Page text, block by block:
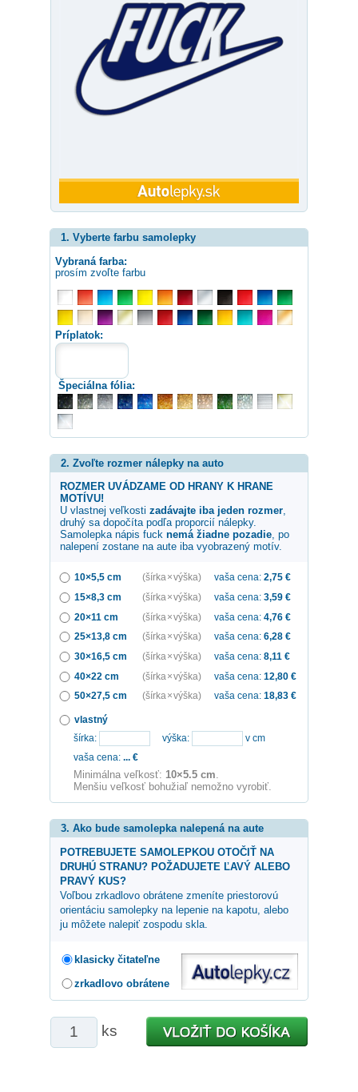
1. Vyberte farbu samolepky
Vybraná farba:
prosím zvoľte farbu
Príplatok:
Špeciálna fólia:
2. Zvoľte rozmer nálepky na auto
ROZMER UVÁDZAME OD HRANY K HRANE
MOTÍVU!
U vlastnej veľkosti zadávajte iba jeden rozmer,
druhý sa dopočíta podľa proporcií nálepky.
Samolepka nápis fuck nemá žiadne pozadie, po
nalepení zostane na aute iba vyobrazený motív.
10×5,5 cm (šírka × výška) vaša cena: 2,75 €
15×8,3 cm
(šírka × výška) vaša cena: 3,59 €
20×11 cm
(šírka × výška) vaša cena: 4,76 €
25×13,8 cm
(šírka × výška) vaša cena: 6,28 €
30×16,5 cm
(šírka × výška) vaša cena: 8,11 €
40×22 cm
(šírka × výška) vaša cena: 12,80 €
50×27,5 cm
(šírka × výška) vaša cena: 18,83 €
vlastný
šírka:
výška:
v cm
vaša cena: ... €
Minimálna veľkosť: 10×5.5 cm
Menšiu veľkosť bohužiaľ nemožno vyrobiť.
3. Ako bude samolepka nalepená na aute
POTREBUJETE SAMOLEPKOU OTOČIŤ NA
DRUHÚ STRANU? POŽADUJETE ĽAVÝ ALEBO
PRAVÝ KUS?
Voľbou zrkadlovo obrátene zmeníte priestorovú
orientáciu samolepky na lepenie na kapotu, alebo
ju môžete nalepiť zospodu skla.
klasicky čitateľne
zrkadlovo obrátene
ks